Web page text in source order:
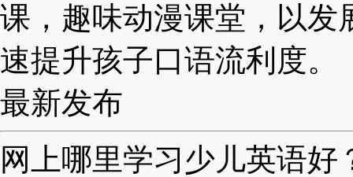
课，趣味动漫课堂，以发
速提升孩子口语流利度。
最新发布
网上哪里学习少儿英语好